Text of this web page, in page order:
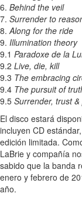
6. Behind the veil
7. Surrender to
8.Along for the ride
9. Illumination theory
9.1 Paradoxe de la
9.2 Live, die, kill
9.3 The embracing
9.4 The pursuit of
9.5 Surrender, trust
El disco estará
incluyen CD
edición limitada.
LaBrie y compañía
sabido que la banda
enero y febrero de
año.